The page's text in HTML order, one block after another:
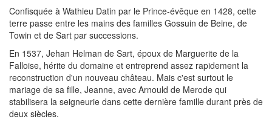
Confisquée à Wathieu Datin par le Prince-évêque en 1428, cette
terre passe entre les mains des familles Gossuin de Beine, de
Towin et de Sart par successions.
En 1537, Jehan Helman de Sart, époux de Marguerite de la
Falloise, hérite du domaine et entreprend assez rapidement la
reconstruction d'un nouveau château. Mais c'est surtout le
mariage de sa fille, Jeanne, avec Arnould de Merode qui
stabilisera la seigneurie dans cette dernière famille durant près de
deux siècles.